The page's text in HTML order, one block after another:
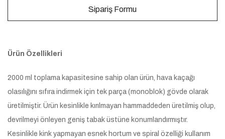
Sipariş Formu
Ürün Özellikleri
2000 ml toplama kapasitesine sahip olan ürün, hava kaçağı
olasılığını sıfıra indirmek için tek parça (monoblok) gövde olarak
üretilmiştir. Ürün kesinlikle kırılmayan hammaddeden üretilmiş olup,
devrilmeyi önleyen geniş tabak üstüne konumlandırmıştır.
Kesinlikle kink yapmayan esnek hortum ve spiral özelliği kullanım